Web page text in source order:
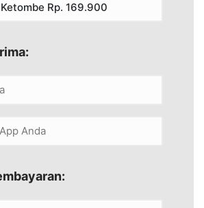
Rp. 169.900